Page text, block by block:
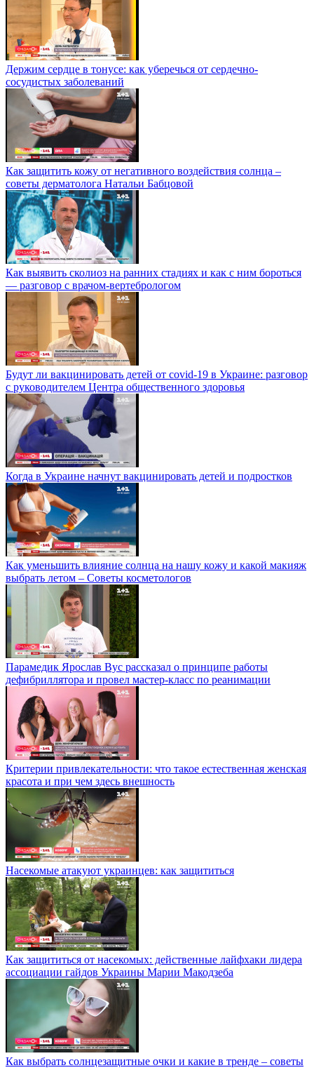
Держим сердце в тонусе: как уберечься от сердечно-
сосудистых заболеваний
Как защитить кожу от негативного воздействия солнца –
советы дерматолога Натальи Бабцовой
Как выявить сколиоз на ранних стадиях и как с ним бороться
— разговор с врачом-вертебрологом
Будут ли вакцинировать детей от covid-19 в Украине: разговор
с руководителем Центра общественного здоровья
Когда в Украине начнут вакцинировать детей и подростков
Как уменьшить влияние солнца на нашу кожу и какой макияж
выбрать летом – Советы косметологов
Парамедик Ярослав Вус рассказал о принципе работы
дефибриллятора и провел мастер-класс по реанимации
Критерии привлекательности: что такое естественная женская
красота и при чем здесь внешность
Насекомые атакуют украинцев: как защититься
Как защититься от насекомых: действенные лайфхаки лидера
ассоциации гайдов Украины Марии Макодзеба
Как выбрать солнцезащитные очки и какие в тренде – советы